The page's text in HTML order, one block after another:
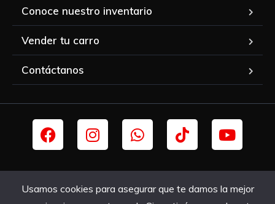
Conoce nuestro inventario
Vender tu carro
Contáctanos
© CTCYA, 2020. Todos los derechos reservados. | Diseñado y
desarrollado por
Blokcod3
Usamos cookies para asegurar que te damos la mejor